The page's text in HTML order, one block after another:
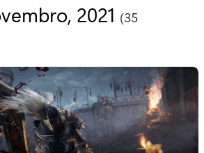
2021 (35